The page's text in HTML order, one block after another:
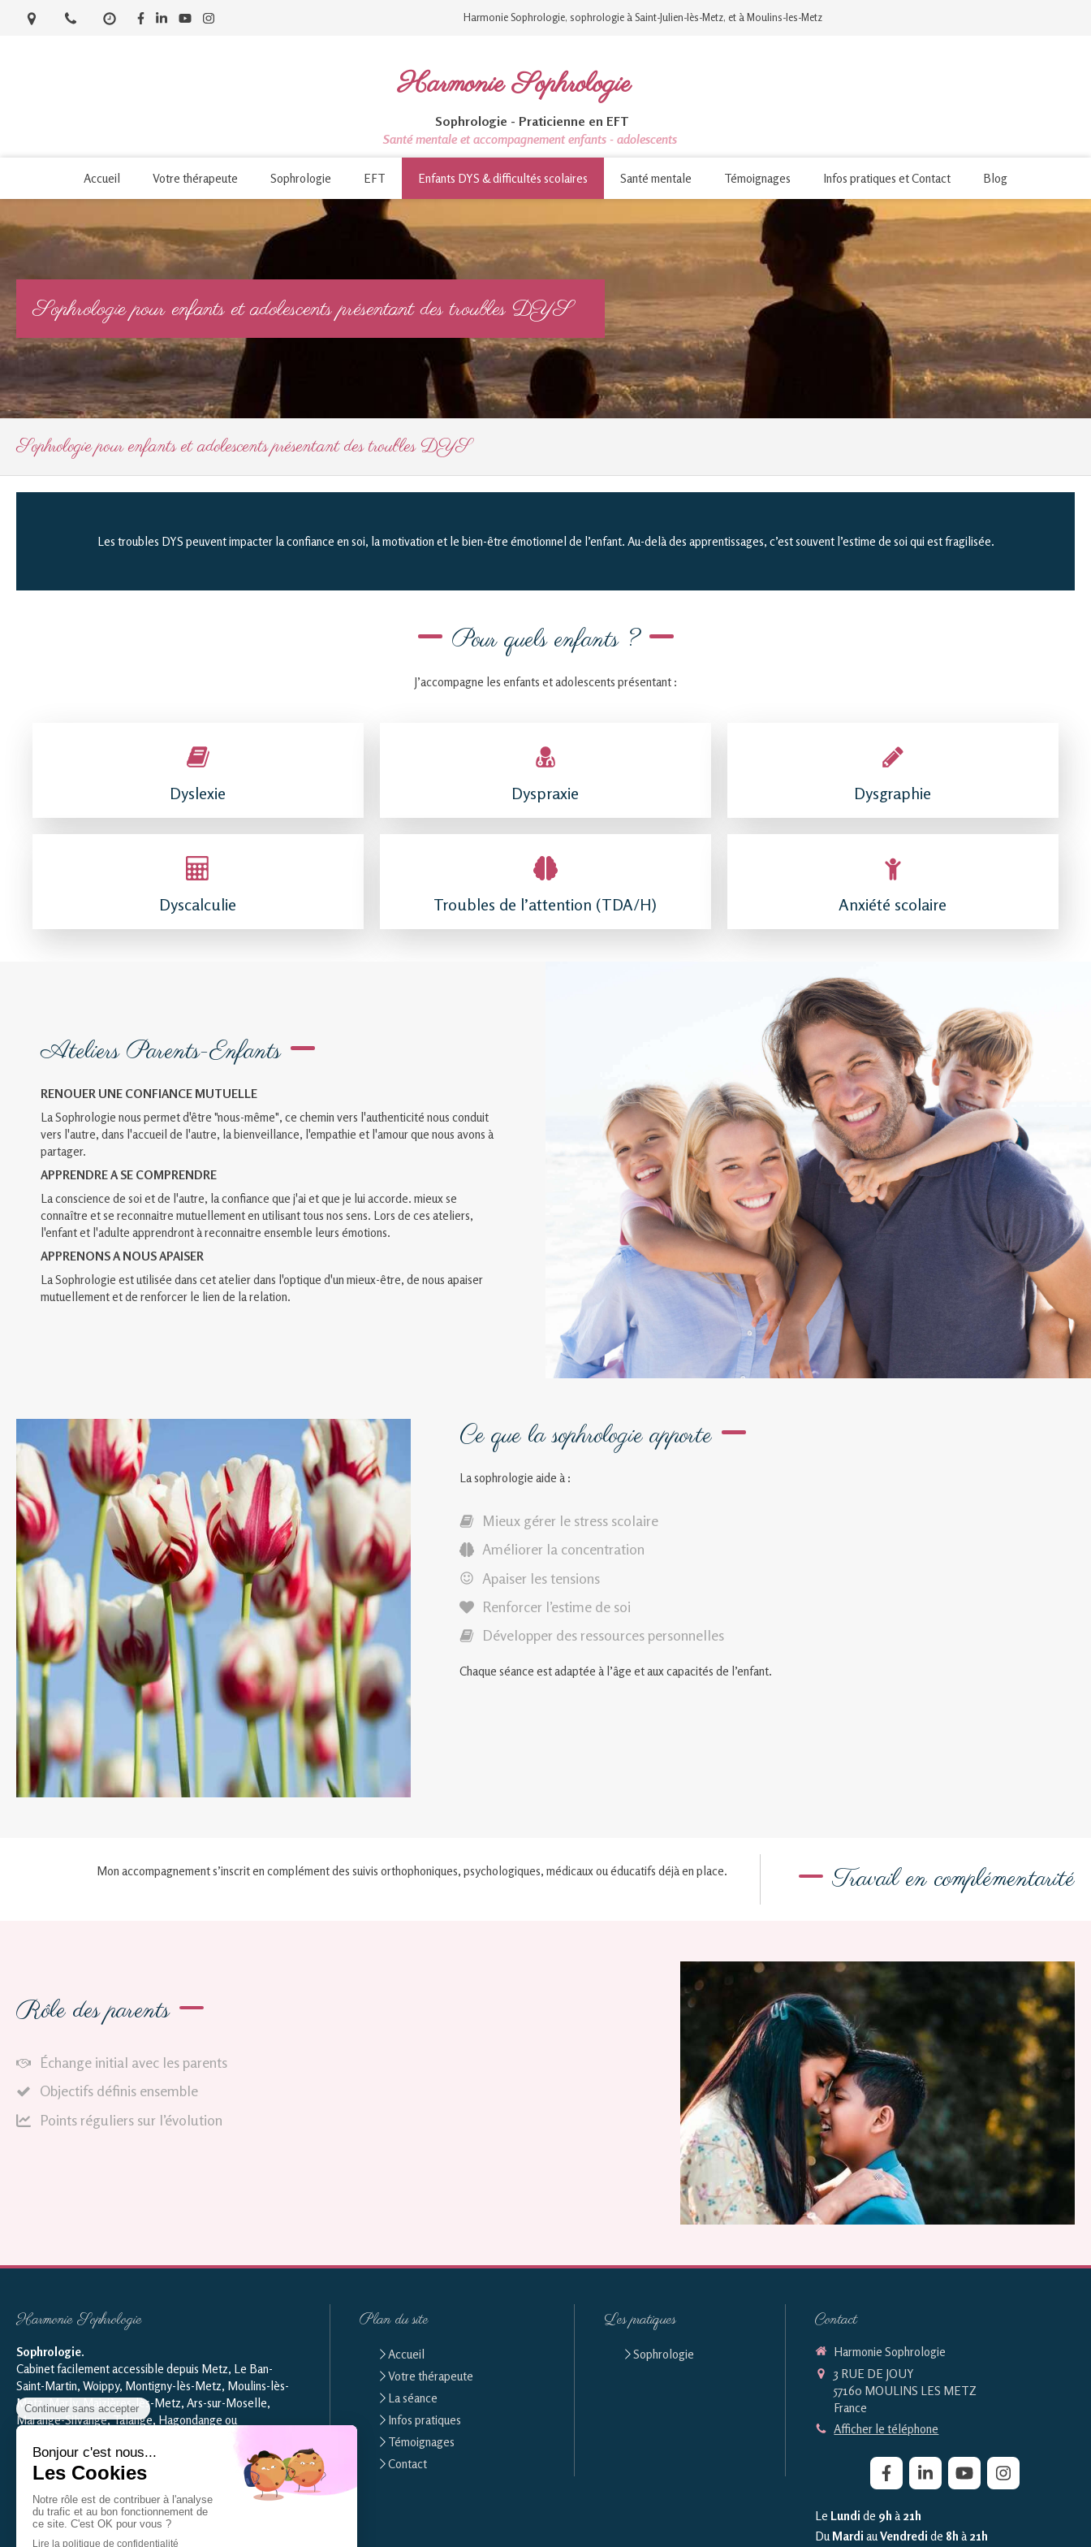
Harmonie Sophrologie, sophrologie à Saint-Julien-lès-Metz, et à Moulins-les-Metz
Harmonie Sophrologie
Sophrologie - Praticienne en EFT
Santé mentale et accompagnement enfants - adolescents
Accueil Votre thérapeute Sophrologie EFT Enfants DYS & difficultés scolaires Santé mentale Témoignages Infos pratiques et Contact Blog
Sophrologie pour enfants et adolescents présentant des troubles DYS
Sophrologie pour enfants et adolescents présentant des troubles DYS
Les troubles DYS peuvent impacter la confiance en soi, la motivation et le bien-être émotionnel de l’enfant. Au-delà des apprentissages, c’est souvent l’estime de soi qui est fragilisée.
Pour quels enfants ?
J’accompagne les enfants et adolescents présentant :
Dyslexie Dyspraxie Dysgraphie
Dyscalculie Troubles de l’attention (TDA/H) Anxiété scolaire
Ateliers Parents-Enfants
RENOUER UNE CONFIANCE MUTUELLE
La Sophrologie nous permet d'être "nous-même", ce chemin vers l'authenticité nous conduit
vers l'autre, dans l'accueil de l'autre, la bienveillance, l'empathie et l'amour que nous avons à
partager.
APPRENDRE A SE COMPRENDRE
La conscience de soi et de l'autre, la confiance que j'ai et que je lui accorde. mieux se
connaître et se reconnaitre mutuellement en utilisant tous nos sens. Lors de ces ateliers,
l'enfant et l'adulte apprendront à reconnaitre ensemble leurs émotions.
APPRENONS A NOUS APAISER
La Sophrologie est utilisée dans cet atelier dans l'optique d'un mieux-être, de nous apaiser
mutuellement et de renforcer le lien de la relation.
Ce que la sophrologie apporte
La sophrologie aide à :
Mieux gérer le stress scolaire
Améliorer la concentration
Apaiser les tensions
Renforcer l’estime de soi
Développer des ressources personnelles
Chaque séance est adaptée à l’âge et aux capacités de l’enfant.
Mon accompagnement s’inscrit en complément des suivis orthophoniques, psychologiques, médicaux ou éducatifs déjà en place. Travail en complémentarité
Rôle des parents
Échange initial avec les parents
Objectifs définis ensemble
Points réguliers sur l’évolution
Harmonie Sophrologie
Sophrologie.
Cabinet facilement accessible depuis Metz, Le Ban-
Saint-Martin, Woippy, Montigny-lès-Metz, Moulins-lès-
Metz, Marly, Maizières-lès-Metz, Ars-sur-Moselle,
Marange-Silvange, Talange, Hagondange ou
Me contacter
Plan du site
Accueil
Votre thérapeute
La séance
Infos pratiques
Témoignages
Contact
Les pratiques
Sophrologie
Contact
Harmonie Sophrologie
3 RUE DE JOUY
57160 MOULINS LES METZ
France
Afficher le téléphone
Le Lundi de 9h à21h
DuMardi auVendredi de 8h à21h